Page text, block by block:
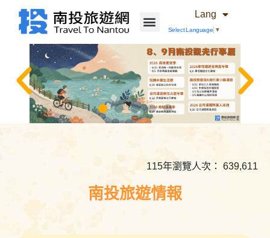
Lang
Select Language ▼
115年瀏覽人次： 639,611
南投旅遊情報